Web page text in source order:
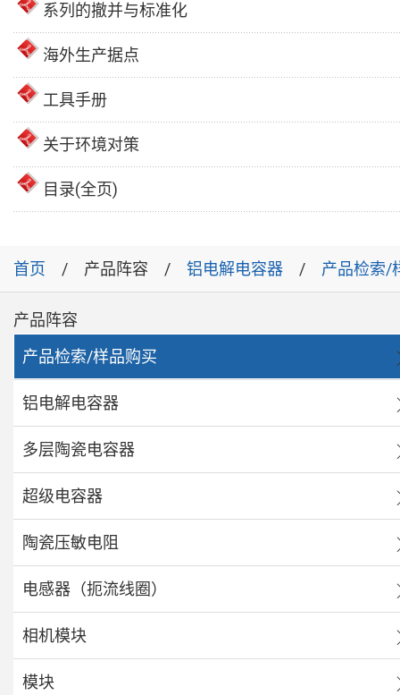
系列的撤并与标准化
海外生产据点
工具手册
关于环境对策
目录(全页)
首页 产品阵容 铝电解电容器 产品检索/
产品阵容
产品检索/样品购买
铝电解电容器
多层陶瓷电容器
超级电容器
陶瓷压敏电阻
电感器（扼流线圈）
相机模块
模块